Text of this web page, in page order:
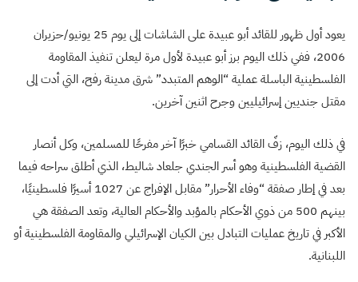
يعود أول ظهور للقائد أبو عبيدة على الشاشات إلى يوم 25 يونيو/حزيران
2006، ففي ذلك اليوم برز أبو عبيدة لأول مرة ليعلن تنفيذ المقاومة
الفلسطينية الباسلة عملية “الوهم المتبدد” شرق مدينة رفح، التي أدت إلى
مقتل جنديين إسرائيليين وجرح اثنين آخرين.
في ذلك اليوم، زفّ القائد القسامي خبرًا آخر مفرحًا للمسلمين، وكل أنصار
القضية الفلسطينية وهو أسر الجندي جلعاد شاليط، الذي أطلق سراحه فيما
بعد في إطار صفقة “وفاء الأحرار” مقابل الإفراج عن 1027 أسيرًا فلسطينيًا،
بينهم 500 من ذوي الأحكام بالمؤبد والأحكام العالية، وتعد الصفقة هي
الأكبر في تاريخ عمليات التبادل بين الكيان الإسرائيلي والمقاومة الفلسطينية أو
اللبنانية.